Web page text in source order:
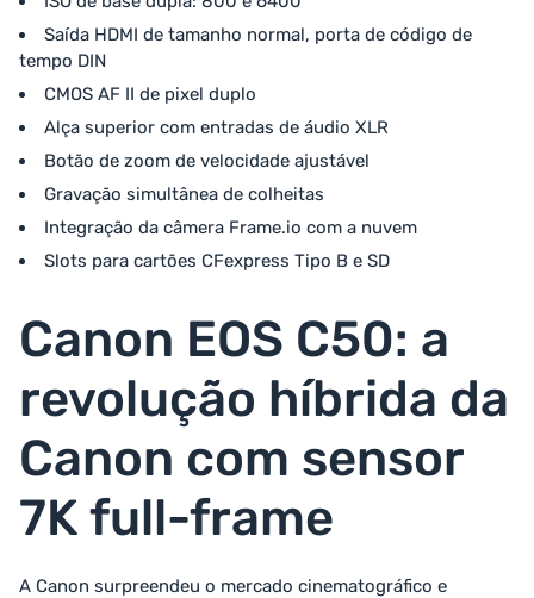
Saída HDMI de tamanho normal, porta de código de
tempo DIN
CMOS AF II de pixel duplo
Alça superior com entradas de áudio XLR
Botão de zoom de velocidade ajustável
Gravação simultânea de colheitas
Integração da câmera Frame.io com a nuvem
Slots para cartões CFexpress Tipo B e SD
Canon EOS C50: a
revolução híbrida da
Canon com sensor
7K full-frame
A Canon surpreendeu o mercado cinematográfico e